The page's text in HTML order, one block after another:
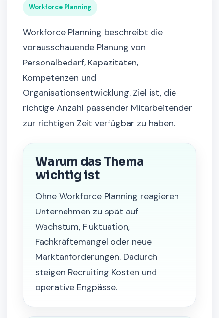
Workforce Planning
Workforce Planning beschreibt die
vorausschauende Planung von
Personalbedarf, Kapazitäten,
Kompetenzen und
Organisationsentwicklung. Ziel ist, die
richtige Anzahl passender Mitarbeitender
zur richtigen Zeit verfügbar zu haben.
Warum das Thema
wichtig ist
Ohne Workforce Planning reagieren
Unternehmen zu spät auf
Wachstum, Fluktuation,
Fachkräftemangel oder neue
Marktanforderungen. Dadurch
steigen Recruiting Kosten und
operative Engpässe.